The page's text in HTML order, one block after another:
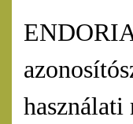
használati